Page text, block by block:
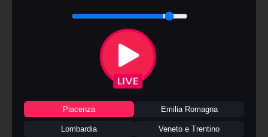
Piacenza Emilia Romagna
Lombardia Veneto e Trentino